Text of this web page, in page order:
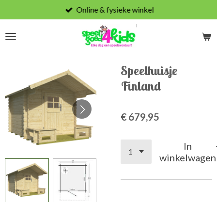
direct
naar
Online & fysieke winkel
Speelhuisje
Finland
€ 679,95
In
winkelwagen